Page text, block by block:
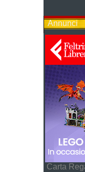
Annunci
Carta